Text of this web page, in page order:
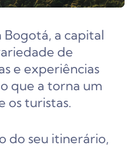
Bogotá, a capital
de
e experiências
que a torna um
os turistas.
do seu itinerário,